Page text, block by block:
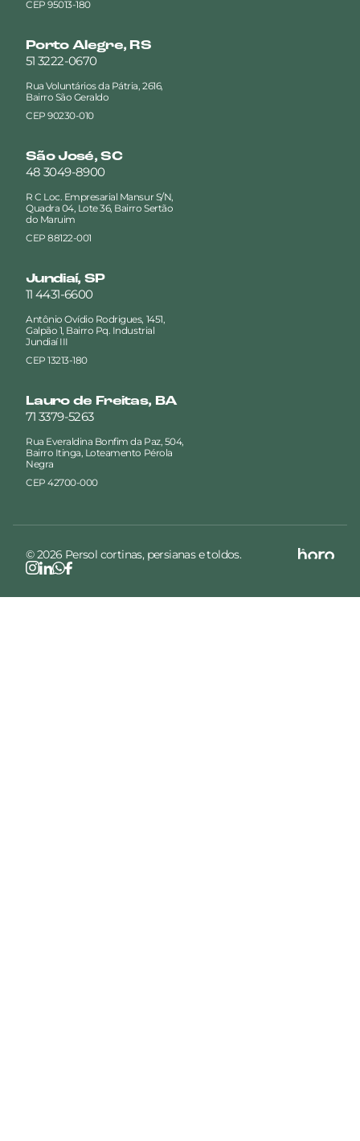
CEP 95013-180
Porto Alegre, RS
51 3222-0670
Rua Voluntários da Pátria, 2616,
Bairro São Geraldo
CEP 90230-010
São José, SC
48 3049-8900
R C Loc. Empresarial Mansur S/N,
Quadra 04, Lote 36, Bairro Sertão
do Maruim
CEP 88122-001
Jundiaí, SP
11 4431-6600
Antônio Ovídio Rodrigues, 1451,
Galpão 1, Bairro Pq. Industrial
Jundiaí III
CEP 13213-180
Lauro de Freitas, BA
71 3379-5263
Rua Everaldina Bonfim da Paz, 504,
Bairro Itinga, Loteamento Pérola
Negra
CEP 42700-000
© 2026 Persol cortinas, persianas e toldos.